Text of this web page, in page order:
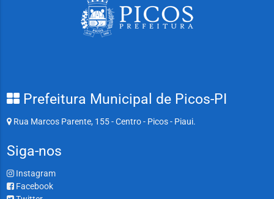
Prefeitura Municipal de Picos-PI
Rua Marcos Parente, 155 - Centro - Picos - Piaui.
Siga-nos
Instagram
Facebook